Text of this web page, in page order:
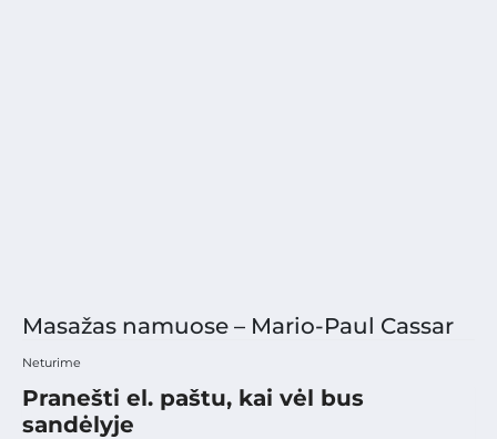
Masažas namuose – Mario-Paul Cassar
Neturime
Pranešti el. paštu, kai vėl bus
sandėlyje